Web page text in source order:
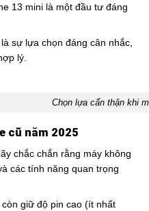
13 mini là một đầu tư đáng
sự lựa chọn đáng cân nhắc,
lý.
Chọn lựa cẩn thận khi
cũ năm 2025
chắc chắn rằng máy không
các tính năng quan trọng
giữ độ pin cao (ít nhất